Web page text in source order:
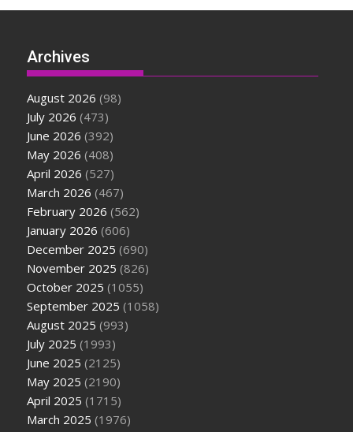
Archives
August 2026 (98)
July 2026 (473)
June 2026 (392)
May 2026 (408)
April 2026 (527)
March 2026 (467)
February 2026 (562)
January 2026 (606)
December 2025 (690)
November 2025 (826)
October 2025 (1055)
September 2025 (1058)
August 2025 (993)
July 2025 (1993)
June 2025 (2125)
May 2025 (2190)
April 2025 (1715)
March 2025 (1976)